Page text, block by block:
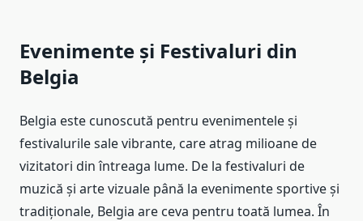
Evenimente și Festivaluri din
Belgia
Belgia este cunoscută pentru evenimentele și
festivalurile sale vibrante, care atrag milioane de
vizitatori din întreaga lume. De la festivaluri de
muzică și arte vizuale până la evenimente sportive și
tradiționale, Belgia are ceva pentru toată lumea. În